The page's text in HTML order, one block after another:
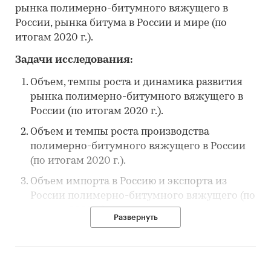
рынка полимерно-битумного вяжущего в
России, рынка битума в России и мире (по
итогам 2020 г.).
Задачи исследования:
Объем, темпы роста и динамика развития
рынка полимерно-битумного вяжущего в
России (по итогам 2020 г.).
Объем и темпы роста производства
полимерно-битумного вяжущего в России
(по итогам 2020 г.).
Объем импорта в Россию и экспорта из
России полимерно-битумного вяжущего (по
итогам 2020 г.).
Структура потребления полимерно-
битумного вяжущего в России (по итогам
Развернуть